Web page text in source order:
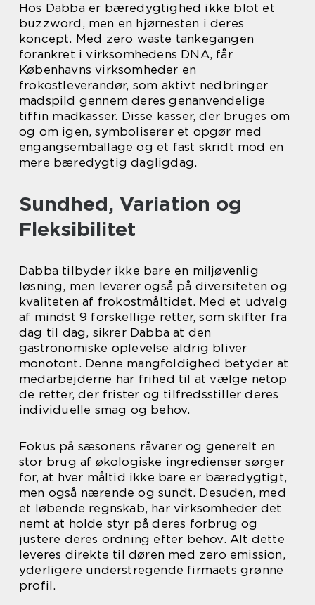
Hos Dabba er bæredygtighed ikke blot et
buzzword, men en hjørnesten i deres
koncept. Med zero waste tankegangen
forankret i virksomhedens DNA, får
Københavns virksomheder en
frokostleverandør, som aktivt nedbringer
madspild gennem deres genanvendelige
tiffin madkasser. Disse kasser, der bruges om
og om igen, symboliserer et opgør med
engangsemballage og et fast skridt mod en
mere bæredygtig dagligdag.
Sundhed, Variation og
Fleksibilitet
Dabba tilbyder ikke bare en miljøvenlig
løsning, men leverer også på diversiteten og
kvaliteten af frokostmåltidet. Med et udvalg
af mindst 9 forskellige retter, som skifter fra
dag til dag, sikrer Dabba at den
gastronomiske oplevelse aldrig bliver
monotont. Denne mangfoldighed betyder at
medarbejderne har frihed til at vælge netop
de retter, der frister og tilfredsstiller deres
individuelle smag og behov.
Fokus på sæsonens råvarer og generelt en
stor brug af økologiske ingredienser sørger
for, at hver måltid ikke bare er bæredygtigt,
men også nærende og sundt. Desuden, med
et løbende regnskab, har virksomheder det
nemt at holde styr på deres forbrug og
justere deres ordning efter behov. Alt dette
leveres direkte til døren med zero emission,
yderligere understregende firmaets grønne
profil.